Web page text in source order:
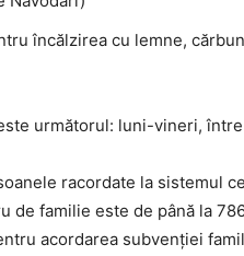
încălzirea cu lemne,
următorul: luni-vineri,
racordate la sistemul
de familie este de până la
acordarea subvenției